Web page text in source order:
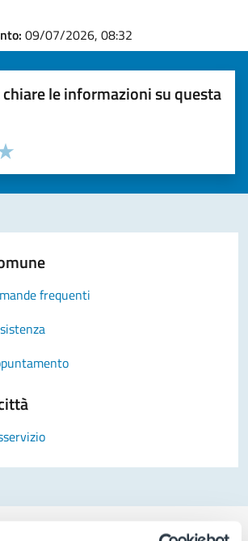
09/07/2026, 08:32
le informazioni su questa
informazioni (da 1 a 5 stelle)
di stelle per valutare la chiarezza delle
5 stelle su 5
4 stelle su 5
su 5
su 5
5
frequenti